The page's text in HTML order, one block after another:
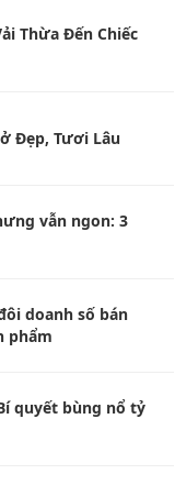
Thừa Đến Chiếc
Đẹp, Tươi Lâu
vẫn ngon: 3
doanh số bán
phẩm
quyết bùng nổ tỷ